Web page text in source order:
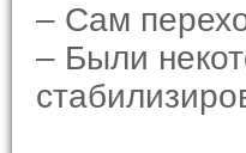
– Сам
– Были